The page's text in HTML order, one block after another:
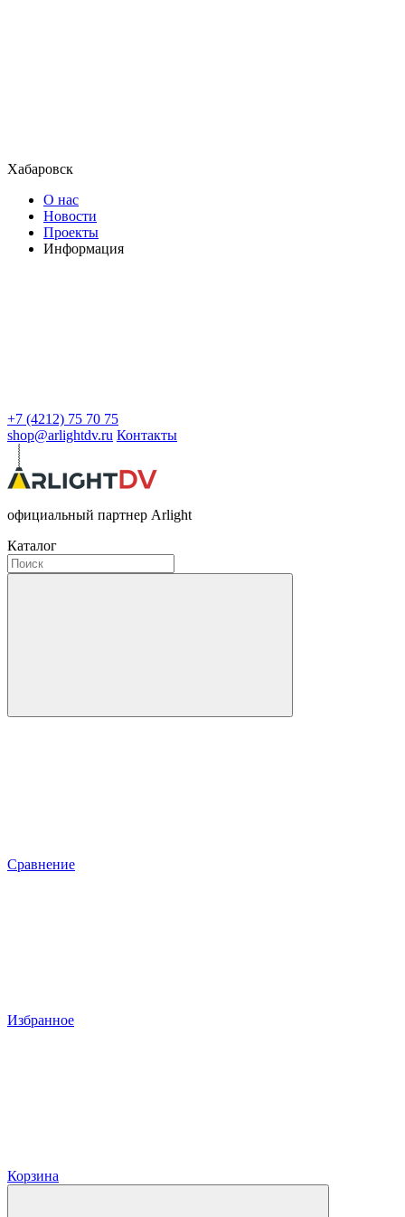
Хабаровск
О нас
Новости
Проекты
Информация
+7 (4212) 75 70 75
shop@arlightdv.ru Контакты
официальный партнер Arlight
Каталог
Сравнение
Избранное
Корзина